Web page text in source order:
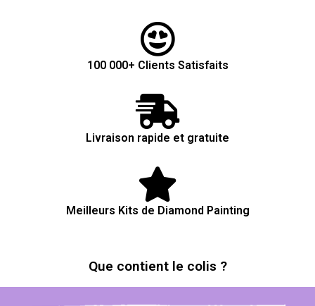
100 000+ Clients Satisfaits
Livraison rapide et gratuite
Meilleurs Kits de Diamond Painting
Que contient le colis ?